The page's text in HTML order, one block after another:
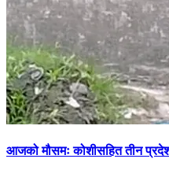
आजको मौसमः कोशीसहित तीन